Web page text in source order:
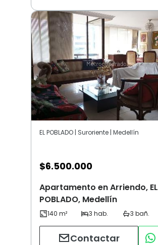
EL POBLADO | Suroriente | Medellín
$6.500.000
Apartamento en Arriendo, EL
POBLADO, Medellín
Contactar